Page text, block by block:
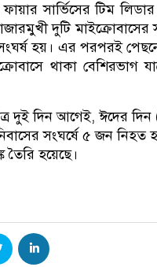
সার্ভিসের টিম
দুটি
হয়। এর পরপরই
থাকা বেশিরভাগ
দুই দিন আগেই, ঈদের
সংঘর্ষে ৫ জন নিহত
তৈরি হয়েছে।